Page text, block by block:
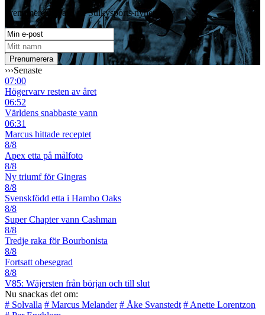
Prenumerera gratis på Sulkysports nyhetsbrev
›››Senaste
07:00
Högervarv resten av året
06:52
Världens snabbaste vann
06:31
Marcus hittade receptet
8/8
Apex etta på målfoto
8/8
Ny triumf för Gingras
8/8
Svenskfödd etta i Hambo Oaks
8/8
Super Chapter vann Cashman
8/8
Tredje raka för Bourbonista
8/8
Fortsatt obesegrad
8/8
V85: Wäjersten från början och till slut
Nu snackas det om:
# Solvalla # Marcus Melander # Åke Svanstedt # Anette Lorentzon